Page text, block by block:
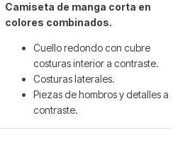
Camiseta de manga corta en
colores combinados.
Cuello redondo con cubre
costuras interior a contraste.
Costuras laterales.
Piezas de hombros y detalles a
contraste.